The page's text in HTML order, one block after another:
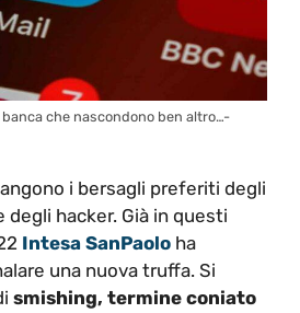
che nascondono ben altro…-
i bersagli preferiti degli
hacker. Già in questi
Intesa SanPaolo ha
una nuova truffa. Si
smishing, termine coniato